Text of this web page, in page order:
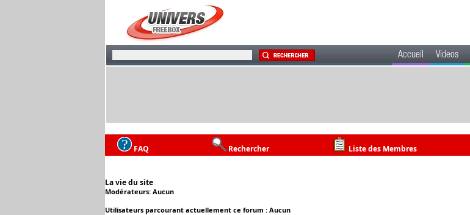
Accueil Videos
FAQ Rechercher Liste des Membres
La vie du site
Modérateurs: Aucun
Utilisateurs parcourant actuellement ce forum : Aucun